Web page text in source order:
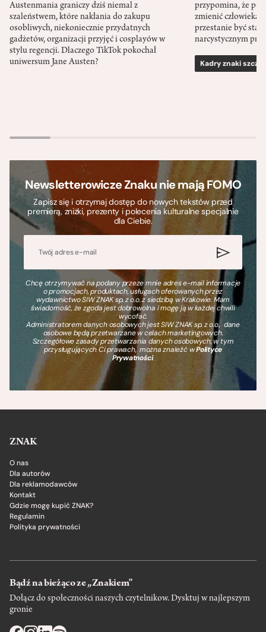
Austenmania graniczy dziś niemal z
szaleństwem, które nakłania do zakupu
osobliwych, niekoniecznie przydatnych
gadżetów, organizacji przyjęć i cosplayów w
stylu regencji. Dlaczego TikTok pokochał
uniwersum Jane Austen?
przypomina, że
zmienić człowieka
przestanie być
narcystycznym
Kadry znaki
Newsletterowicze Znaku nie mają FOMO
Zapisz się i otrzymaj dostęp do nowych tekstów przed
premierą, zniżki, prezenty i polecenia kulturalne specjalnie
dla Ciebie.
Chcę otrzymywać na podany przeze mnie adres e-mail informacje
o promocjach, produktach, usługach oferowanych przez
wydawnictwo SIW ZNAK sp. z o.o. z siedzibą w Krakowie. Mam
świadomość, że zgoda jest dobrowolna i mogę ją w każdej chwili
wycofać.
Administratorem danych osobowych jest SIW ZNAK sp. z o.o., dane
osobowe będą przetwarzane w celach marketingowych.
Szczegółowe zasady przetwarzania danych osobowych, w tym
przysługujących Ci prawach, można znaleźć wPolityce
Prywatności.
ZNAK
O nas
Dla autorów
Dla reklamodawców
Kontakt
Gdzie mogę kupić ZNAK?
Regulamin
Polityka prywatności
Bądź na bieżąco ze „Znakiem”
Dołącz do społeczności naszych czytelnikow. Dysktuj w najlepszym
gronie